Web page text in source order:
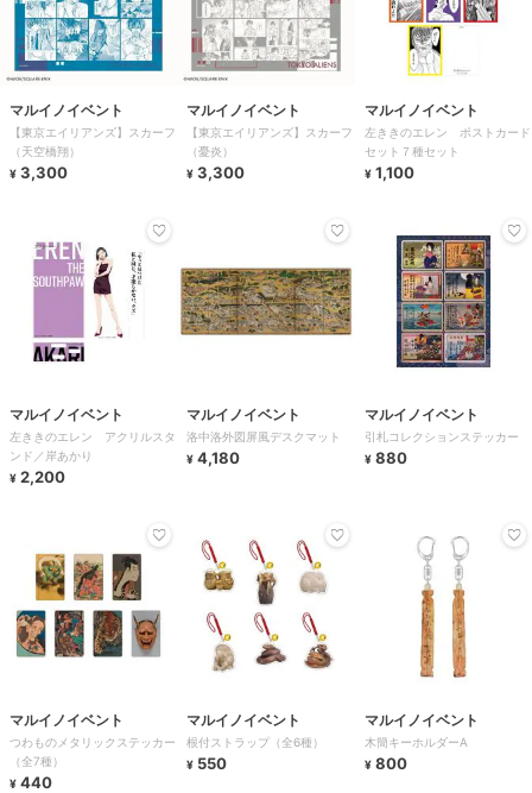
マルイノイベント
【東京エイリアンズ】スカーフ
（天空橋翔）
¥ 3,300
マルイノイベント
【東京エイリアンズ】スカーフ
（憂炎）
¥ 3,300
マルイノイベント
左ききのエレン ポストカード
セット７種セット
¥ 1,100
マルイノイベント
左ききのエレン アクリルスタ
ンド／岸あかり
¥ 2,200
マルイノイベント
洛中洛外図屏風デスクマット
¥ 4,180
マルイノイベント
引札コレクションステッカー
¥ 880
マルイノイベント
つわものメタリックステッカー
（全7種）
¥ 440
マルイノイベント
根付ストラップ（全6種）
¥ 550
マルイノイベント
木簡キーホルダーA
¥ 800